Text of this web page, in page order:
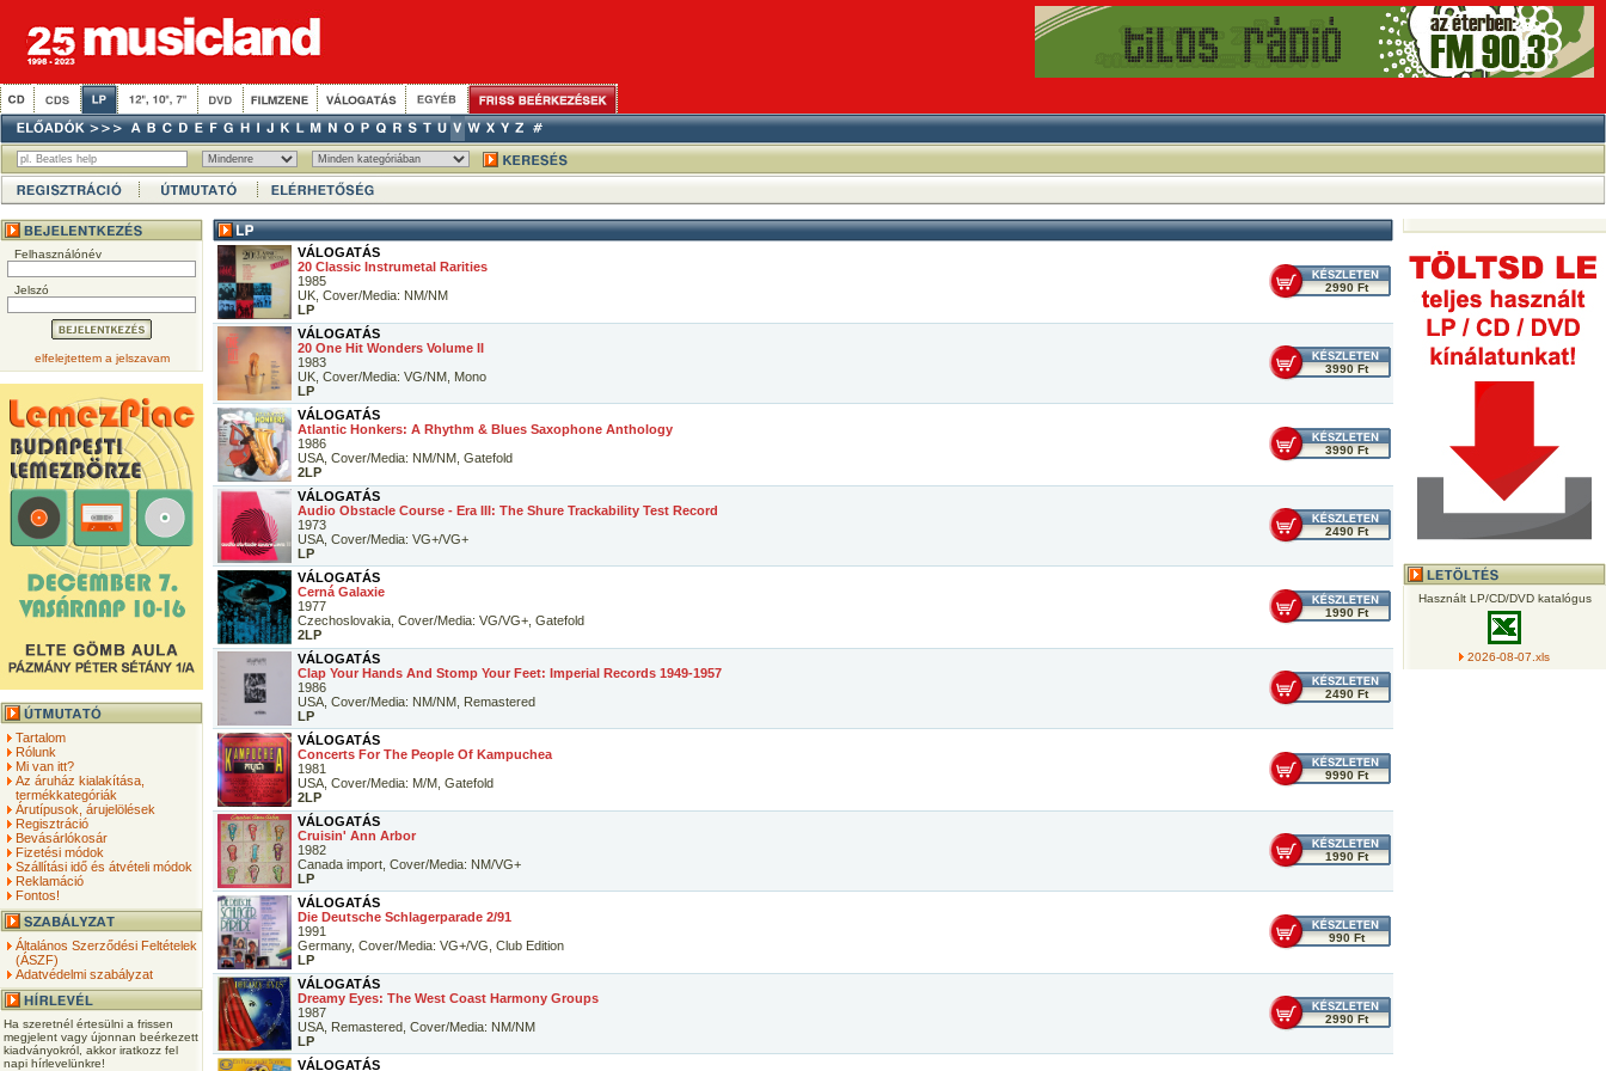
Felhasználónév
Jelszó
elfelejtettem a jelszavam
Tartalom
Rólunk
Mi van itt?
Az áruház kialakítása,
termékkategóriák
Árutípusok, árujelölések
Regisztráció
Bevásárlókosár
Fizetési módok
Szállítási idő és átvételi módok
Reklamáció
Fontos!
Általános Szerződési Feltételek
(ÁSZF)
Adatvédelmi szabályzat
Ha szeretnél értesülni a frissen
megjelent vagy újonnan beérkezett
kiadványokról, akkor iratkozz fel
napi hírlevelünkre!
VÁLOGATÁS
20 Classic Instrumetal Rarities
1985
UK, Cover/Media: NM/NM
LP
2990 Ft
VÁLOGATÁS
20 One Hit Wonders Volume II
1983
UK, Cover/Media: VG/NM, Mono
LP
3990 Ft
VÁLOGATÁS
Atlantic Honkers: A Rhythm & Blues Saxophone Anthology
1986
USA, Cover/Media: NM/NM, Gatefold
2LP
3990 Ft
VÁLOGATÁS
Audio Obstacle Course - Era III: The Shure Trackability Test Record
1973
USA, Cover/Media: VG+/VG+
LP
2490 Ft
VÁLOGATÁS
Cerná Galaxie
1977
Czechoslovakia, Cover/Media: VG/VG+, Gatefold
2LP
1990 Ft
VÁLOGATÁS
Clap Your Hands And Stomp Your Feet: Imperial Records 1949-1957
1986
USA, Cover/Media: NM/NM, Remastered
LP
2490 Ft
VÁLOGATÁS
Concerts For The People Of Kampuchea
1981
USA, Cover/Media: M/M, Gatefold
2LP
9990 Ft
VÁLOGATÁS
Cruisin' Ann Arbor
1982
Canada import, Cover/Media: NM/VG+
LP
1990 Ft
VÁLOGATÁS
Die Deutsche Schlagerparade 2/91
1991
Germany, Cover/Media: VG+/VG, Club Edition
LP
990 Ft
VÁLOGATÁS
Dreamy Eyes: The West Coast Harmony Groups
1987
USA, Remastered, Cover/Media: NM/NM
LP
2990 Ft
VÁLOGATÁS
Használt LP/CD/DVD katalógus
2026-08-07.xls